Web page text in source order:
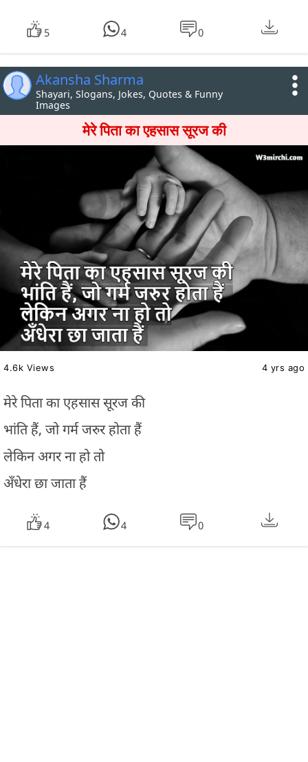
5 4 0
Akansha Sharma
Shayari, Slogans, Jokes, Quotes & Funny
Images
मेरे पिता का एहसास सूरज की
4.6k Views 4 yrs ago
मेरे पिता का एहसास सूरज की
भांति हैं, जो गर्म जरुर होता हैं
लेकिन अगर ना हो तो
अँधेरा छा जाता हैं
4 4 0